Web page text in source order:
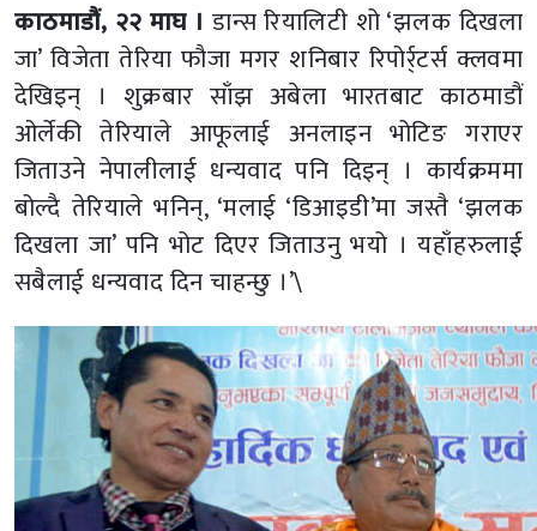
काठमाडौं, २२ माघ । डान्स रियालिटी शो ‘झलक दिखला
जा’ विजेता तेरिया फौजा मगर शनिबार रिपोर्र्टर्स क्लवमा
देखिइन् । शुक्रबार साँझ अबेला भारतबाट काठमाडौं
ओर्लेकी तेरियाले आफूलाई अनलाइन भोटिङ गराएर
जिताउने नेपालीलाई धन्यवाद पनि दिइन् । कार्यक्रममा
बोल्दै तेरियाले भनिन्, ‘मलाई ‘डिआइडी’मा जस्तै ‘झलक
दिखला जा’ पनि भोट दिएर जिताउनु भयो । यहाँहरुलाई
सबैलाई धन्यवाद दिन चाहन्छु ।’\